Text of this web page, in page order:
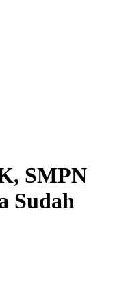
SMPN
Sudah